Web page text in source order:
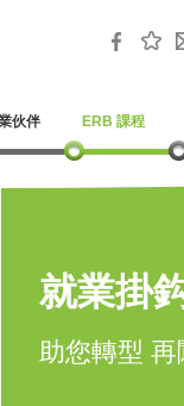
伙伴 ERB 課程
就業掛
助您轉型 再